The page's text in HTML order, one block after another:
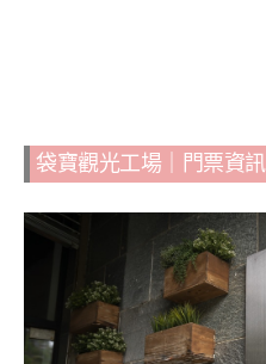
袋寶觀光工場｜門票資訊